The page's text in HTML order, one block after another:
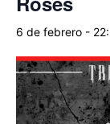
6 de febrero -